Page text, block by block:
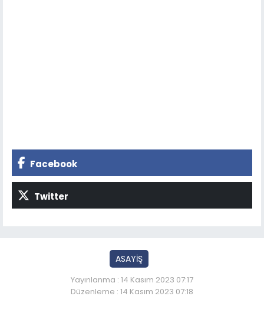
Facebook
Twitter
ASAYİŞ
Yayınlanma : 14 Kasım 2023 07:17
Düzenleme : 14 Kasım 2023 07:18